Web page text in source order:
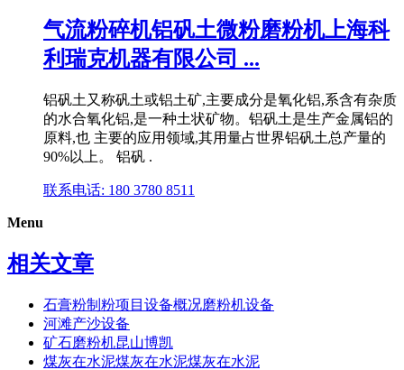
气流粉碎机铝矾土微粉磨粉机上海科
利瑞克机器有限公司 ...
铝矾土又称矾土或铝土矿,主要成分是氧化铝,系含有杂质
的水合氧化铝,是一种土状矿物。铝矾土是生产金属铝的
原料,也 主要的应用领域,其用量占世界铝矾土总产量的
90%以上。 铝矾 .
联系电话: 180 3780 8511
Menu
相关文章
石膏粉制粉项目设备概况磨粉机设备
河滩产沙设备
矿石磨粉机昆山博凯
煤灰在水泥煤灰在水泥煤灰在水泥